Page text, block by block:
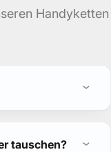
Handyketten
tauschen?